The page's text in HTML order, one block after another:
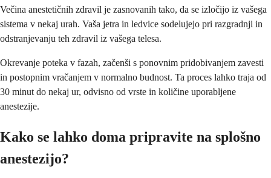
Večina anestetičnih zdravil je zasnovanih tako, da se izločijo iz vašega
sistema v nekaj urah. Vaša jetra in ledvice sodelujejo pri razgradnji in
odstranjevanju teh zdravil iz vašega telesa.
Okrevanje poteka v fazah, začenši s ponovnim pridobivanjem zavesti
in postopnim vračanjem v normalno budnost. Ta proces lahko traja od
30 minut do nekaj ur, odvisno od vrste in količine uporabljene
anestezije.
Kako se lahko doma pripravite na splošno
anestezijo?